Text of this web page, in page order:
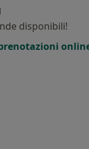
disponibili!